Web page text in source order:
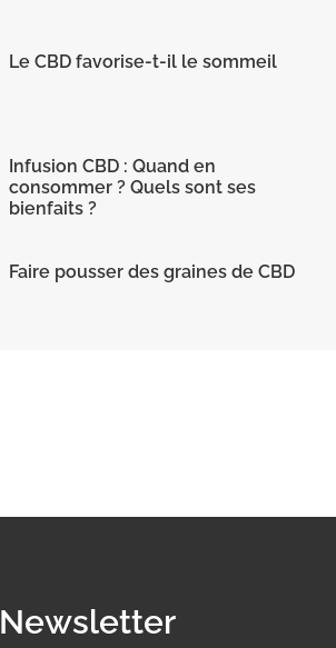
Le CBD favorise-t-il le sommeil
Infusion CBD : Quand en
consommer ? Quels sont ses
bienfaits ?
Faire pousser des graines de CBD
Newsletter